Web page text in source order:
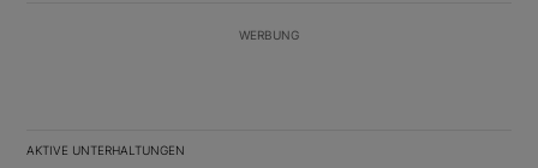
WERBUNG
AKTIVE UNTERHALTUNGEN